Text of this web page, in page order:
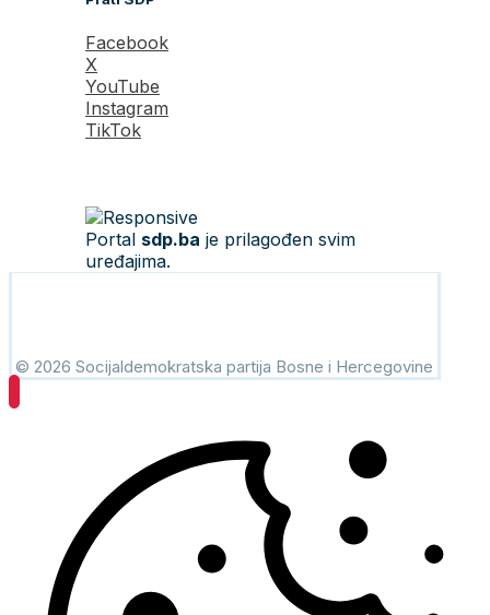
Facebook
X
YouTube
Instagram
TikTok
Portal sdp.ba je prilagođen svim
uređajima.
© 2026 Socijaldemokratska partija Bosne i Hercegovine